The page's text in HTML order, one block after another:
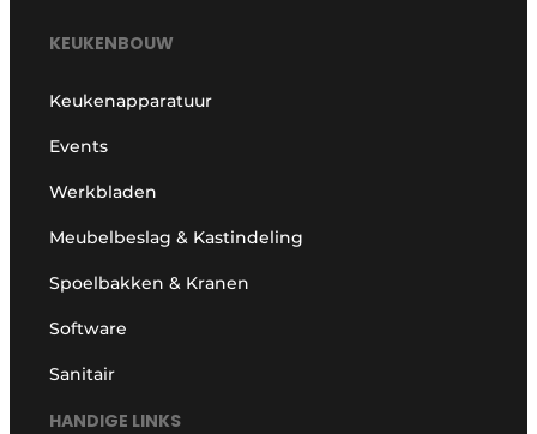
KEUKENBOUW
Keukenapparatuur
Events
Werkbladen
Meubelbeslag & Kastindeling
Spoelbakken & Kranen
Software
Sanitair
HANDIGE LINKS